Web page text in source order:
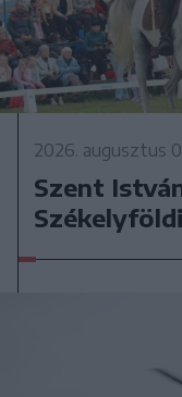
2026. augusztus
Szent